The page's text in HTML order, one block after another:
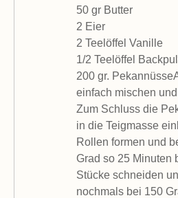
50 gr Butter
2 Eier
2 Teelöffel Vanille
1/2 Teelöffel
200 gr.
einfach mischen
Zum Schluss die
in die Teigmasse
Rollen formen und
Grad so 25 Minuten
Stücke schneiden
nochmals bei 150